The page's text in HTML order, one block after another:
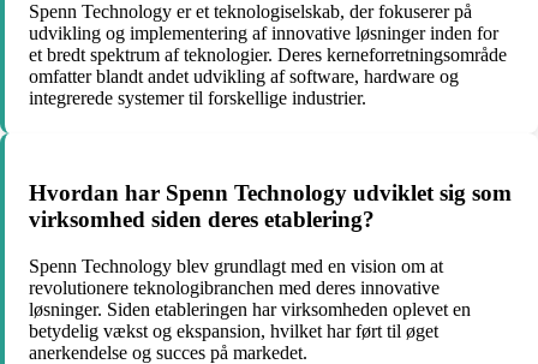
Spenn Technology er et teknologiselskab, der fokuserer på
udvikling og implementering af innovative løsninger inden for
et bredt spektrum af teknologier. Deres kerneforretningsområde
omfatter blandt andet udvikling af software, hardware og
integrerede systemer til forskellige industrier.
Hvordan har Spenn Technology udviklet sig som
virksomhed siden deres etablering?
Spenn Technology blev grundlagt med en vision om at
revolutionere teknologibranchen med deres innovative
løsninger. Siden etableringen har virksomheden oplevet en
betydelig vækst og ekspansion, hvilket har ført til øget
anerkendelse og succes på markedet.